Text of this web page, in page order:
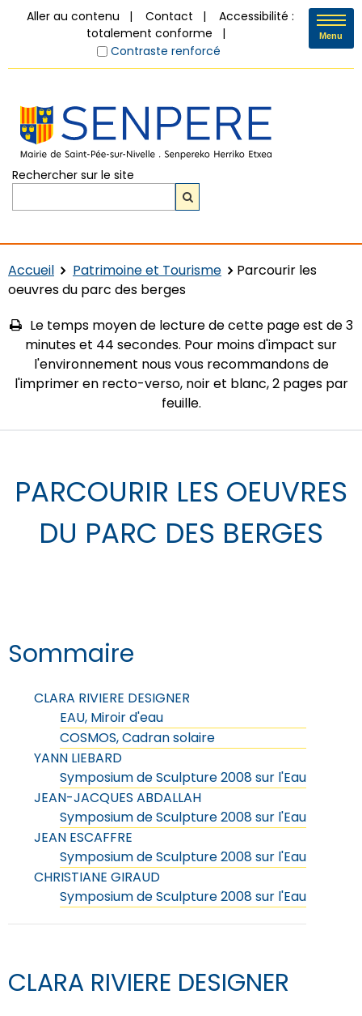
Aller au contenu Contact
Accessibilité :
totalement conforme
Contraste renforcé
Rechercher sur le site
Menu
Accueil Patrimoine et Tourisme
Parcourir les
oeuvres du parc des berges
Le temps moyen de lecture de cette page est de 3
minutes et 44 secondes. Pour moins d'impact sur
l'environnement nous vous recommandons de
l'imprimer en recto-verso, noir et blanc, 2 pages par
feuille.
PARCOURIR LES OEUVRES
DU PARC DES BERGES
Sommaire
CLARA RIVIERE DESIGNER
EAU, Miroir d'eau
COSMOS, Cadran solaire
YANN LIEBARD
Symposium de Sculpture 2008 sur l'Eau
JEAN-JACQUES ABDALLAH
Symposium de Sculpture 2008 sur l'Eau
JEAN ESCAFFRE
Symposium de Sculpture 2008 sur l'Eau
CHRISTIANE GIRAUD
Symposium de Sculpture 2008 sur l'Eau
CLARA RIVIERE DESIGNER